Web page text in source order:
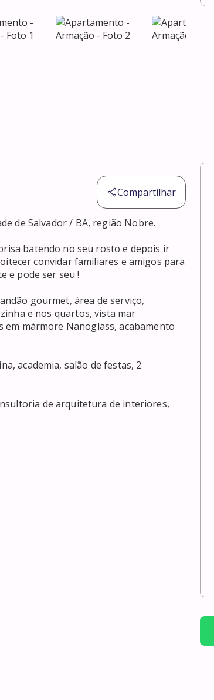
Compartilhar
de Salvador / BA, região Nobre.
convidar familiares e amigos para
e pode ser seu !
e nos quartos, vista mar
em mármore Nanoglass, acabamento